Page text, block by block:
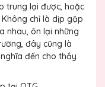
trung lại được, hoặc
chỉ là dịp gặp
nhau, ôn lại những
đây cũng là
đến cho thầy